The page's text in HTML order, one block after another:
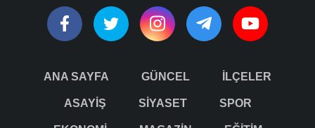
ANA SAYFA GÜNCEL İLÇELER
ASAYİŞ SİYASET SPOR